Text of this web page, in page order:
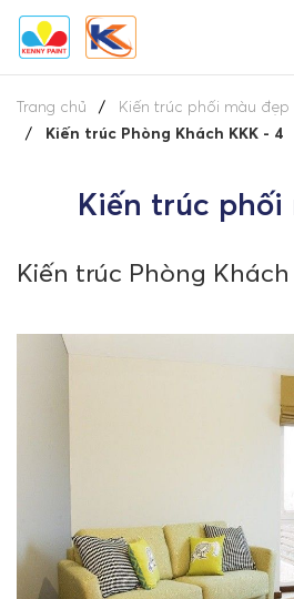
Trang chủ
Kiến trúc phối màu đẹp
Kiến trúc Phòng Khách KKK - 4
Kiến trúc phối
Kiến trúc Phòng Khách